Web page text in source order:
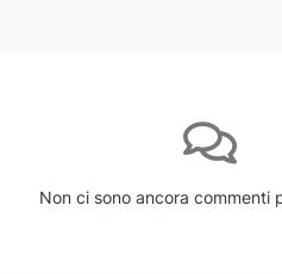
Non ci sono ancora commenti